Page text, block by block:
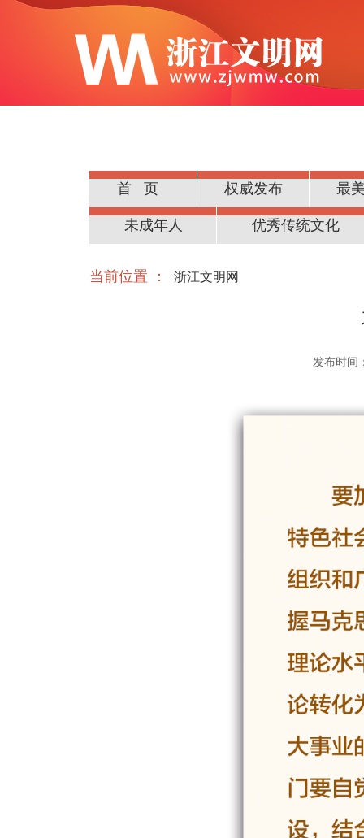
首页 权威发布 最
公民道德
未成年人 优秀传统文化
当前位置 ： 浙江文明网
发布时间